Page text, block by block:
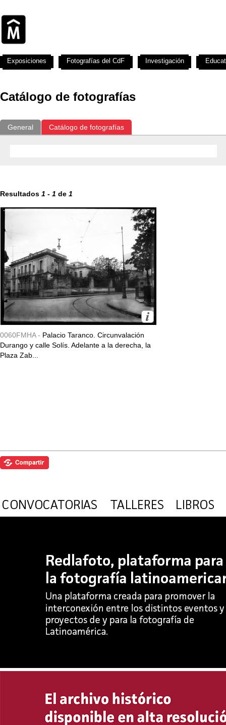
Catálogo de fotografías
General Catálogo de fotografías
Resultados 1 - 1 de 1
0060FMHA - Palacio Taranco. Circunvalación
Durango y calle Solís. Adelante a la derecha, la
Plaza Zab...
Exposiciones Fotografías del CdF Investigación